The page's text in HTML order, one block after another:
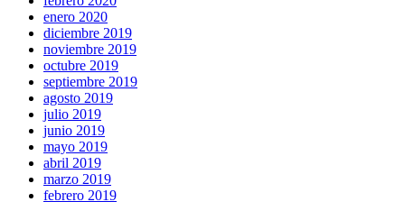
enero 2020
diciembre 2019
noviembre 2019
octubre 2019
septiembre 2019
agosto 2019
julio 2019
junio 2019
mayo 2019
abril 2019
marzo 2019
febrero 2019